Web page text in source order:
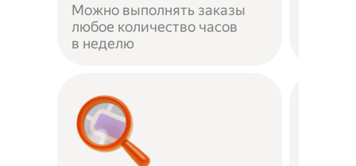
Можно выполнять заказы
любое количество часов
в неделю